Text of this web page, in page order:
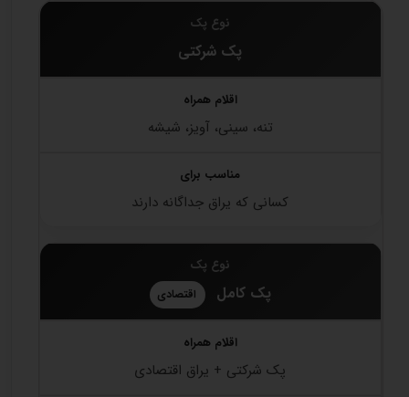
پک شرکتی
تنه، سینی، آویز، شیشه
کسانی که یراق جداگانه دارند
پک کامل اقتصادی
پک شرکتی + یراق اقتصادی